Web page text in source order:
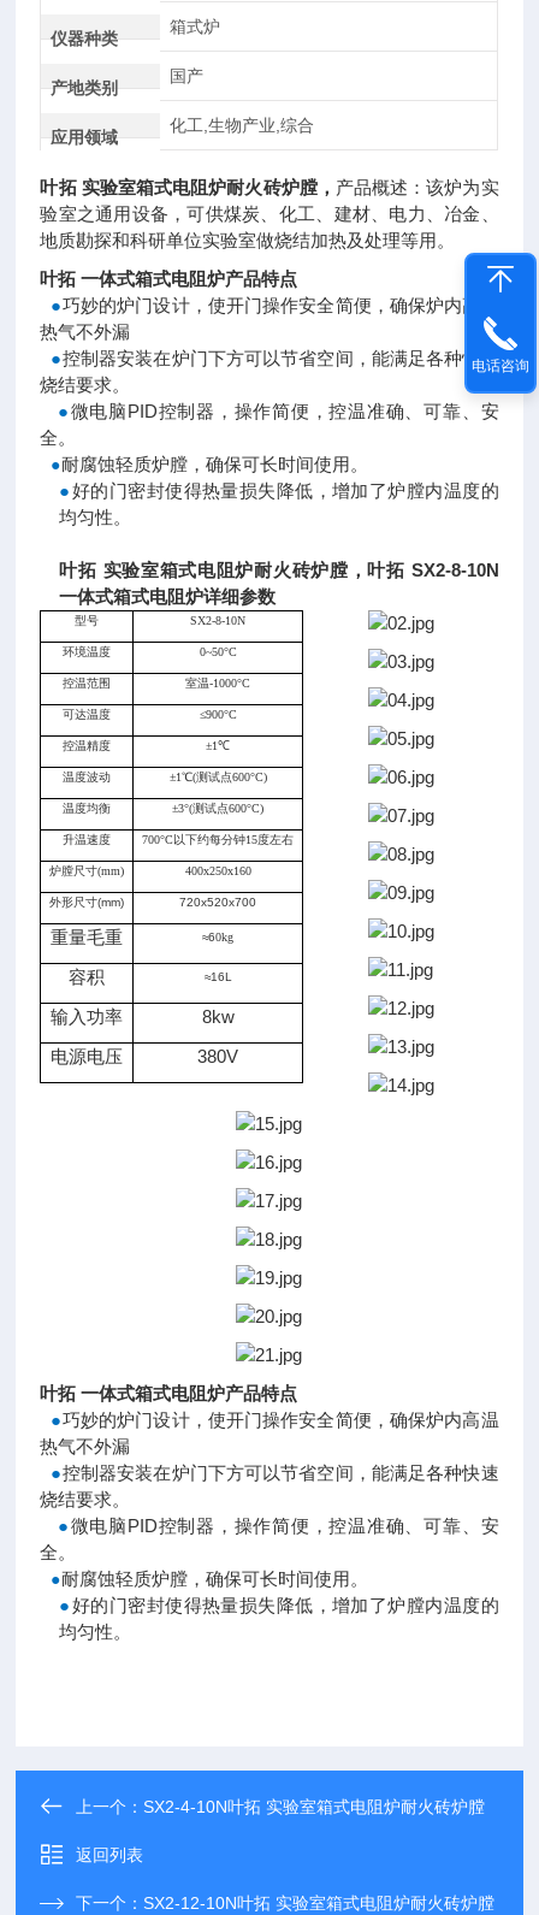
仪器种类
箱式炉
产地类别
国产
应用领域
化工,生物产业,综合
叶拓 实验室箱式电阻炉耐火砖炉膛， 产品概述：该炉为实
验室之通用设备，可供煤炭、化工、建材、电力、冶金、
地质勘探和科研单位实验室做烧结加热及处理等用。
叶拓 一体式箱式电阻炉产品特点
●巧妙的炉门设计，使开门操作安全简便，确保炉内高温
热气不外漏
●控制器安装在炉门下方可以节省空间，能满足各种快速
烧结要求。
●微电脑PID控制器，操作简便，控温准确、可靠、安
全。
●耐腐蚀轻质炉膛，确保可长时间使用。
●好的门密封使得热量损失降低，增加了炉膛内温度的
均匀性。
叶拓 实验室箱式电阻炉耐火砖炉膛 ， 叶拓 SX2-8-10N
一体式箱式电阻炉详细参数
型号 SX2-8-10N
环境温度 0~50°C
控温范围 室温-1000°C
可达温度 ≤900°C
控温精度 ±1℃
温度波动 ±1℃(测试点600°C)
温度均衡 ±3°(测试点600°C)
升温速度 700°C以下约每分钟15度左右
炉膛尺寸(mm) 400x250x160
外形尺寸(mm) 720x520x700
重量毛重 ≈60kg
容积 ≈16L
输入功率
8kw
电源电压
380V
叶拓 一体式箱式电阻炉产品特点
●巧妙的炉门设计，使开门操作安全简便，确保炉内高温
热气不外漏
●控制器安装在炉门下方可以节省空间，能满足各种快速
烧结要求。
●微电脑PID控制器，操作简便，控温准确、可靠、安
全。
●耐腐蚀轻质炉膛，确保可长时间使用。
●好的门密封使得热量损失降低，增加了炉膛内温度的
均匀性。
上一个：SX2-4-10N叶拓 实验室箱式电阻炉耐火砖炉膛
返回列表
下一个：SX2-12-10N叶拓 实验室箱式电阻炉耐火砖炉膛
电话咨询